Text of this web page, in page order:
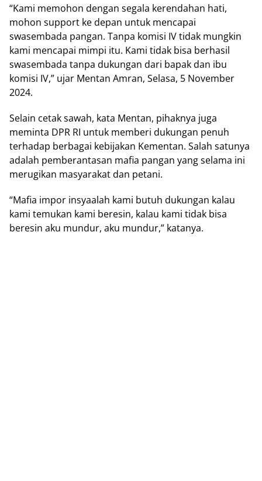
“Kami memohon dengan segala kerendahan hati,
mohon support ke depan untuk mencapai
swasembada pangan. Tanpa komisi IV tidak mungkin
kami mencapai mimpi itu. Kami tidak bisa berhasil
swasembada tanpa dukungan dari bapak dan ibu
komisi IV,” ujar Mentan Amran, Selasa, 5 November
2024.
Selain cetak sawah, kata Mentan, pihaknya juga
meminta DPR RI untuk memberi dukungan penuh
terhadap berbagai kebijakan Kementan. Salah satunya
adalah pemberantasan mafia pangan yang selama ini
merugikan masyarakat dan petani.
“Mafia impor insyaalah kami butuh dukungan kalau
kami temukan kami beresin, kalau kami tidak bisa
beresin aku mundur, aku mundur,” katanya.